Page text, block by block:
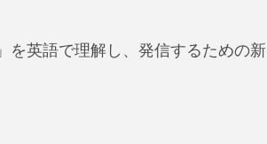
を英語で理解し、発信するための新